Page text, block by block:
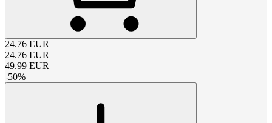
24.76 EUR
24.76 EUR
49.99 EUR
-50%